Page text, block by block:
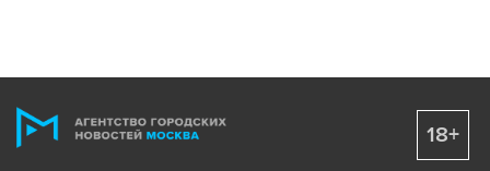
18+